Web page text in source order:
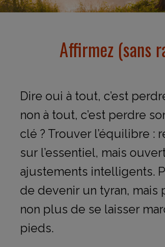
Affirmez (sans
Dire oui à tout, c’est
non à tout, c’est perdre
clé ? Trouver l’équilibre :
sur l’essentiel, mais
ajustements intelligents.
de devenir un tyran, mais
non plus de se laisser
pieds.